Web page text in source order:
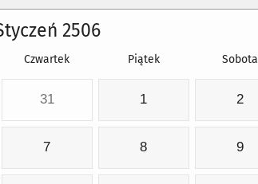
2506
Czwartek Piątek Sobota
31 1 2
7 8 9